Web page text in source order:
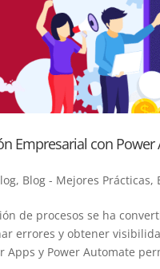
Empresarial con Power
, Blog - Mejores Prácticas,
de procesos se ha
errores y obtener
Apps y Power Automate